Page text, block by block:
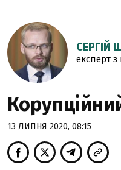
СЕРГІЙ
експерт
13 ЛИПНЯ 2020, 08:15